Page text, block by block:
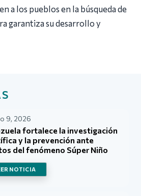
a los pueblos en la búsqueda de
garantiza su desarrollo y
9, 2026
fortalece la investigación
y la prevención ante
del fenómeno Súper Niño
NOTICIA